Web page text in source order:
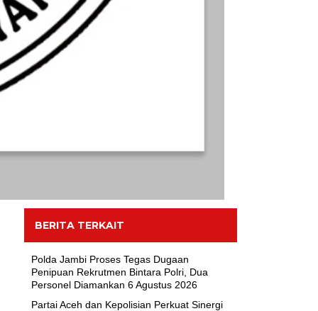
BERITA TERKAIT
Polda Jambi Proses Tegas Dugaan
Penipuan Rekrutmen Bintara Polri, Dua
Personel Diamankan 6 Agustus 2026
Partai Aceh dan Kepolisian Perkuat Sinergi